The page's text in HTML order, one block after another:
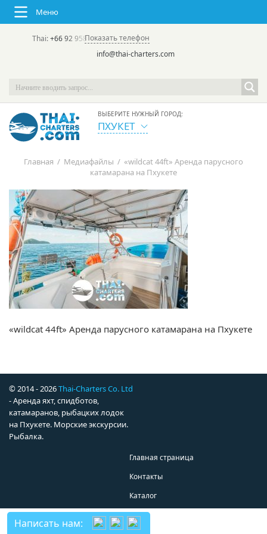
Меню
Thai:+66 92 958 8644(rus/eng) | в России:
Показать телефон
info@thai-charters.com
ВЫБЕРИТЕ НУЖНЫЙ ГОРОД:
ПХУКЕТ
Главная / Медиафайлы / «wildcat 44ft» Аренда парусного
катамарана на Пхукете
«wildcat 44ft» Аренда парусного катамарана на Пхукете
© 2014 - 2026Thai-Charters Co. Ltd
- Аренда яхт, спидботов,
катамаранов, рыбацких лодок
на Пхукете. Морские экскурсии.
Рыбалка.
Главная страница
Контакты
Каталог
Написать нам: